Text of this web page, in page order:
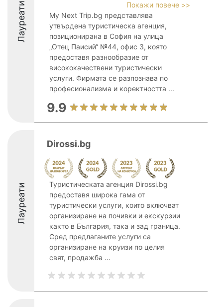
Лауреати
Покажи повече >>
My Next Trip.bg представлява
утвърдена туристическа агенция,
позиционирана в София на улица
„Отец Паисий“ №44, офис 3, която
предоставя разнообразие от
висококачествени туристически
услуги. Фирмата се разпознава по
професионализма и коректността ...
9.9
Лауреати
Dirossi.bg
Туристическата агенция Dirossi.bg
предоставя широка гама от
туристически услуги, които включват
организиране на почивки и екскурзии
както в България, така и зад граница.
Сред предлаганите услуги са
организиране на круизи по целия
свят, продажба ...